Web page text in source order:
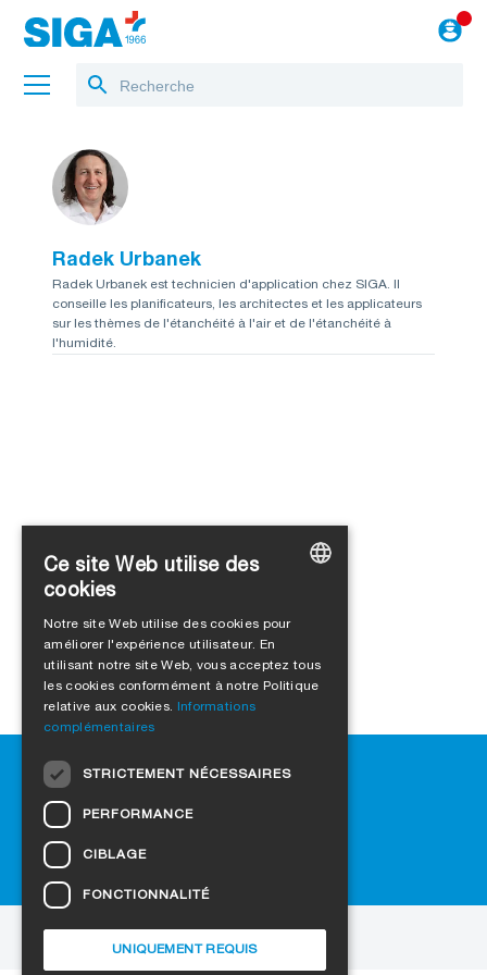
A propos de nous
Projets
Jobs
Blog
vers le webshop
Radek Urbanek
Radek Urbanek est technicien d'application chez SIGA. Il
conseille les planificateurs, les architectes et les applicateurs
sur les thèmes de l'étanchéité à l'air et de l'étanchéité à
l'humidité.
Aide
Revendeurs
FAQ
au site web
ENGLISH
FRENCH
DANISH
Ce site Web utilise des
cookies
Notre site Web utilise des cookies pour
améliorer l'expérience utilisateur. En
utilisant notre site Web, vous acceptez tous
les cookies conformément à notre Politique
relative aux cookies. Informations
complémentaires
STRICTEMENT NÉCESSAIRES
PERFORMANCE
CIBLAGE
FONCTIONNALITÉ
UNIQUEMENT REQUIS